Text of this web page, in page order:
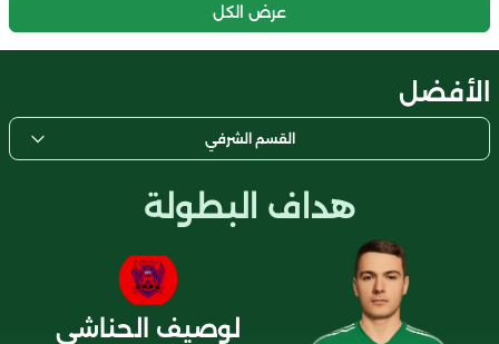
عرض الكل
الأفضل
القسم الشرفي
هداف البطولة
لوصيف الحناشي